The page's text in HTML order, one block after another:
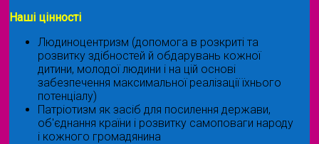
Наші цінності
Людиноцентризм (допомога в розкриті та
розвитку здібностей й обдарувань кожної
дитини, молодої людини і на цій основі
забезпечення максимальної реалізації їхнього
потенціалу)
Патріотизм як засіб для посилення держави,
об'єднання країни і розвитку самоповаги народу
і кожного громадянина